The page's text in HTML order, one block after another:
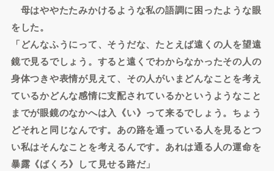
母はややたたみかけるような私の語調に困ったような眼
をした。
「どんなふうにって、そうだな、たとえば遠くの人を望遠
鏡で見るでしょう。すると遠くでわからなかったその人の
身体つきや表情が見えて、その人がいまどんなことを考え
ているかどんな感情に支配されているかというようなこと
までが眼鏡のなかへは入《い》って来るでしょう。ちょう
どそれと同じなんです。あの路を通っている人を見るとつ
い私はそんなことを考えるんです。あれは通る人の運命を
暴露《ばくろ》して見せる路だ」